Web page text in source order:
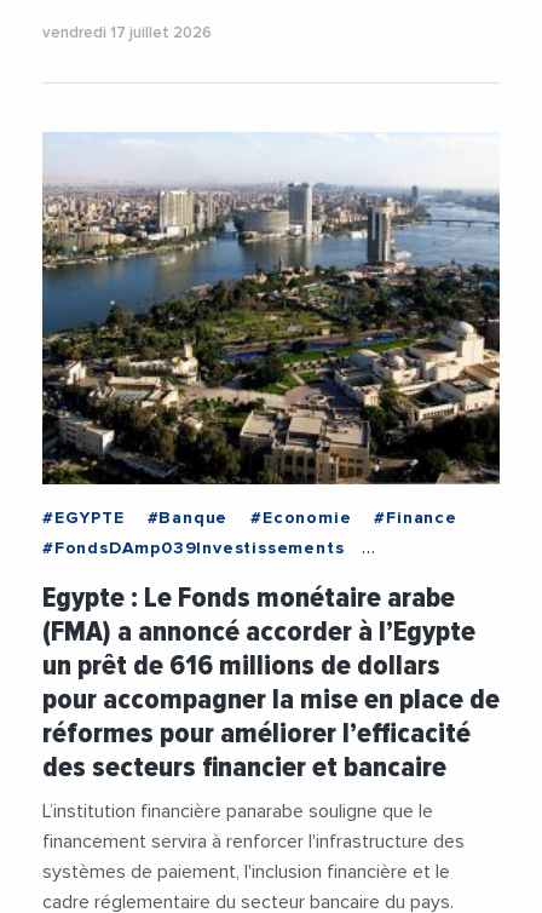
vendredi 17 juillet 2026
#EGYPTE #Banque #Economie
#Finance
#FondsDAmp039Investissements
Egypte : Le Fonds monétaire arabe
(FMA) a annoncé accorder à l’Egypte
un prêt de 616 millions de dollars
pour accompagner la mise en place de
réformes pour améliorer l’efficacité
des secteurs financier et bancaire
L’institution financière panarabe souligne que le
financement servira à renforcer l'infrastructure des
systèmes de paiement, l'inclusion financière et le
cadre réglementaire du secteur bancaire du pays.